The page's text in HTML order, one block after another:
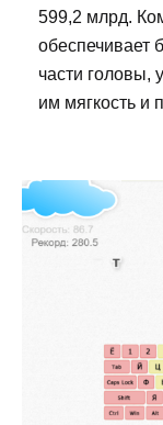
599,2 млрд.
обеспечивает
части головы,
им мягкость и